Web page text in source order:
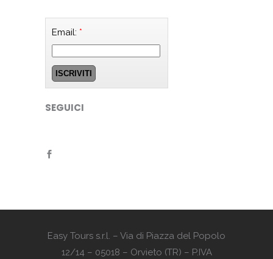
Email: *
SEGUICI
Easy Tours s.r.l. – Via di Piazza del Popolo
12/14 – 05018 – Orvieto (TR) – P.IVA